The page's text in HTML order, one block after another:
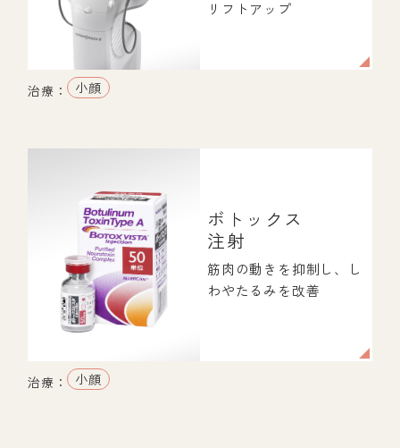
リフトアップ
治療： 小顔
ボトックス
注射
筋肉の動きを抑制し、し
わやたるみを改善
治療： 小顔